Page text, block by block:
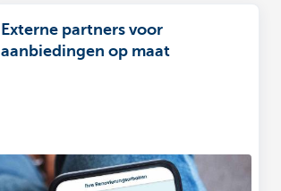
Externe partners voor
aanbiedingen op maat